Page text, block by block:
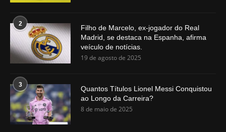
2
Filho de Marcelo, ex-jogador do Real
Madrid, se destaca na Espanha, afirma
veículo de notícias.
19 de agosto de 2025
3
Quantos Títulos Lionel Messi Conquistou
ao Longo da Carreira?
8 de maio de 2025